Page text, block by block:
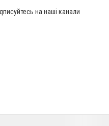
на наші канали